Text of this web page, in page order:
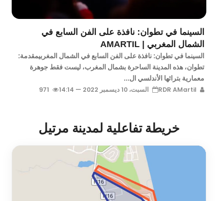
السينما في تطوان: نافذة على الفن السابع في
الشمال المغربي | AMARTIL
السينما في تطوان: نافذة على الفن السابع في الشمال المغربيمقدمة:
تطوان، هذه المدينة الساحرة بشمال المغرب، ليست فقط جوهرة
معمارية بتراثها الأندلسي ال...
السبت، 10 ديسمبر 2022 — 14:14
خريطة تفاعلية لمدينة مرتيل